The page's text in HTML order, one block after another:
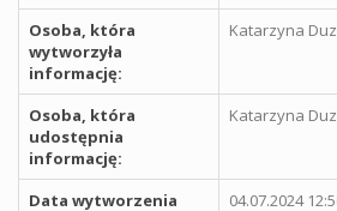
Osoba, która
wytworzyła
informację:
Katarzyna
Osoba, która
udostępnia
informację:
Katarzyna
Data wytworzenia
04.07.2024